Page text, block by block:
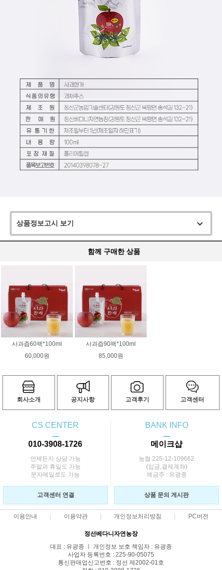
상품정보고시 보기
함께 구매한 상품
사과즙60팩*100ml
60,000원
사과즙90팩*100ml
85,000원
회사소개 공지사항 고객후기 고객센터
CS CENTER
ㅡ
010-3908-1726
언제든지 상담 가능
주말과 휴일도 가능
문자메일로도 가능
BANK INFO
ㅡ
메이크샵
농협 225-12-109662
(입금,결제계좌)
예금주 : 유광종
고객센터 연결 상품 문의 게시판
이용안내 이용약관 개인정보처리방침 PC버전
정선베다니자연농장
대표 : 유광종 ㅣ 개인정보 보호 책임자 : 유광종
사업자 등록번호 : 225-90-05075
통신판매업신고번호 : 정선 제2002-01호